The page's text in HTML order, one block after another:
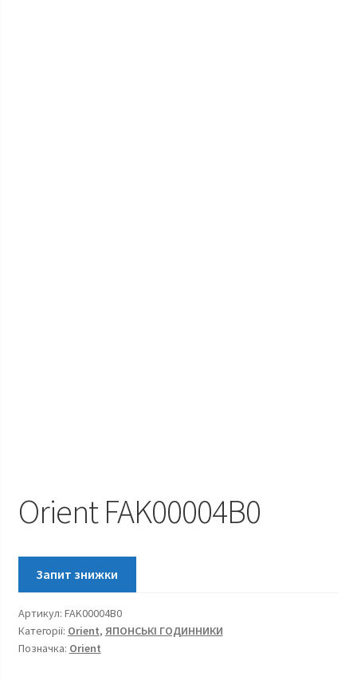
Orient FAK00004B0
Артикул: FAK00004B0
Категорії: Orient, ЯПОНСЬКІ ГОДИННИКИ
Позначка: Orient